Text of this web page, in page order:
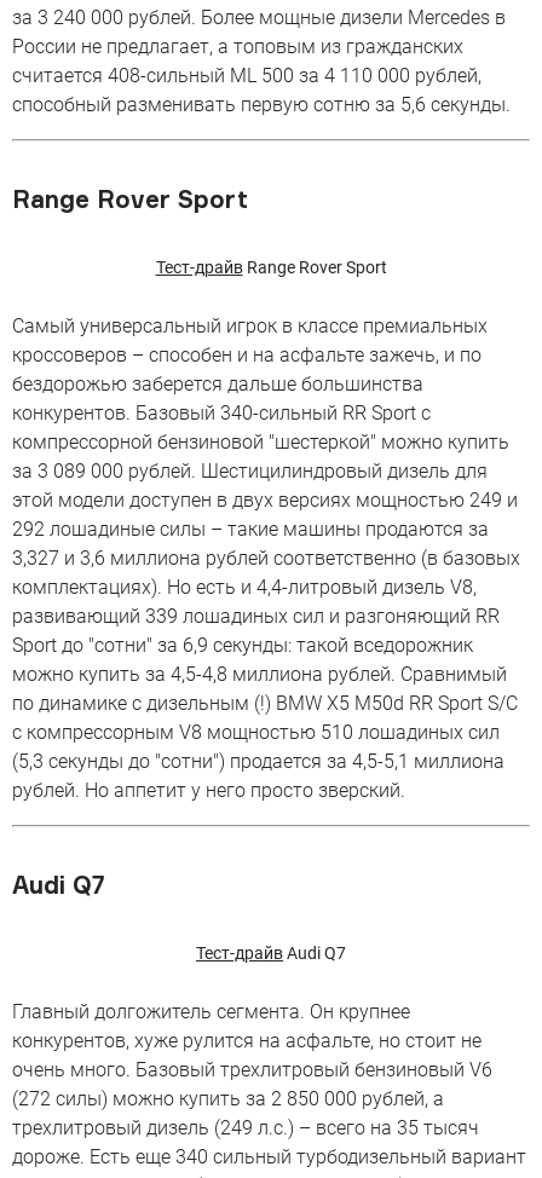
за 3 240 000 рублей. Более мощные дизели Mercedes в
России не предлагает, а топовым из гражданских
считается 408-сильный ML 500 за 4 110 000 рублей,
способный разменивать первую сотню за 5,6 секунды.
Range Rover Sport
Тест-драйвRange Rover Sport
Самый универсальный игрок в классе премиальных
кроссоверов – способен и на асфальте зажечь, и по
бездорожью заберется дальше большинства
конкурентов. Базовый 340-сильный RR Sport с
компрессорной бензиновой "шестеркой" можно купить
за 3 089 000 рублей. Шестицилиндровый дизель для
этой модели доступен в двух версиях мощностью 249 и
292 лошадиные силы – такие машины продаются за
3,327 и 3,6 миллиона рублей соответственно (в базовых
комплектациях). Но есть и 4,4-литровый дизель V8,
развивающий 339 лошадиных сил и разгоняющий RR
Sport до "сотни" за 6,9 секунды: такой вседорожник
можно купить за 4,5-4,8 миллиона рублей. Сравнимый
по динамике с дизельным (!) BMW X5 M50d RR Sport S/C
с компрессорным V8 мощностью 510 лошадиных сил
(5,3 секунды до "сотни") продается за 4,5-5,1 миллиона
рублей. Но аппетит у него просто зверский.
Audi Q7
Тест-драйвAudi Q7
Главный долгожитель сегмента. Он крупнее
конкурентов, хуже рулится на асфальте, но стоит не
очень много. Базовый трехлитровый бензиновый V6
(272 силы) можно купить за 2 850 000 рублей, а
трехлитровый дизель (249 л.с.) – всего на 35 тысяч
дороже. Есть еще 340 сильный турбодизельный вариант